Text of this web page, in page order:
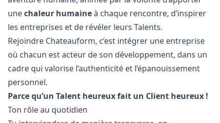
unechaleur humaineà chaque rencontre, d’inspirer
les entreprises et de révéler leurs Talents.
Rejoindre Chateauform, c’est intégrer une entreprise
où chacun est acteur de son développement, dans un
cadre qui valorise l’authenticité et l’épanouissement
personnel.
Parce qu’un Talent heureux fait un Client heureux !
Ton rôle au quotidien